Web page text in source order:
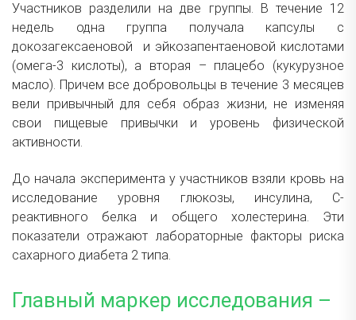
Участников разделили на две группы. В течение 12
недель одна группа получала капсулы с
докозагексаеновой и эйкозапентаеновой кислотами
(омега-3 кислоты), а вторая – плацебо (кукурузное
масло). Причем все добровольцы в течение 3 месяцев
вели привычный для себя образ жизни, не изменяя
свои пищевые привычки и уровень физической
активности.
До начала эксперимента у участников взяли кровь на
исследование уровня глюкозы, инсулина, С-
реактивного белка и общего холестерина. Эти
показатели отражают лабораторные факторы риска
сахарного диабета 2 типа.
Главный маркер исследования –